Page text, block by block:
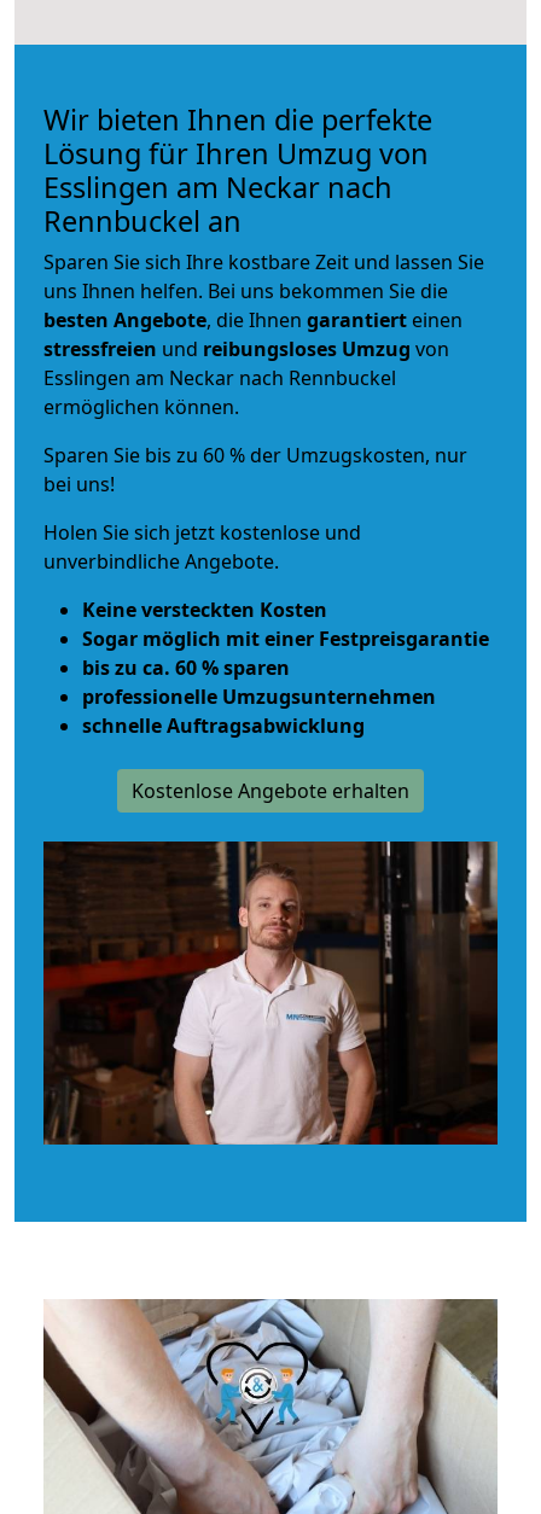
Wir bieten Ihnen die perfekte
Lösung für Ihren Umzug von
Esslingen am Neckar nach
Rennbuckel an
Sparen Sie sich Ihre kostbare Zeit und lassen Sie
uns Ihnen helfen. Bei uns bekommen Sie die
besten Angebote, die Ihnen garantiert einen
stressfreien und reibungsloses Umzug von
Esslingen am Neckar nach Rennbuckel
ermöglichen können.
Sparen Sie bis zu 60 % der Umzugskosten, nur
bei uns!
Holen Sie sich jetzt kostenlose und
unverbindliche Angebote.
Keine versteckten Kosten
Sogar möglich mit einer Festpreisgarantie
bis zu ca. 60 % sparen
professionelle Umzugsunternehmen
schnelle Auftragsabwicklung
Kostenlose Angebote erhalten